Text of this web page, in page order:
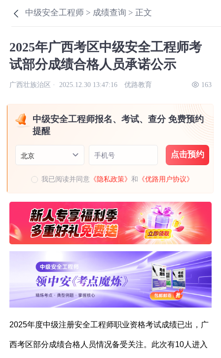
中级安全工程师 > 成绩查询 > 正文
2025年广西考区中级安全工程师考
试部分成绩合格人员承诺公示
广西壮族治区 · 2025.12.30 13:47:16 优路教育 163
中级安全工程师报名、考试、查分 免费预约
提醒
北京 手机号 点击预约
我已阅读并同意 《隐私政策》和 《优路用户协议》
2025年度中级注册安全工程师职业资格考试成绩已出，广
西考区部分成绩合格人员情况备受关注。此次有10人进入